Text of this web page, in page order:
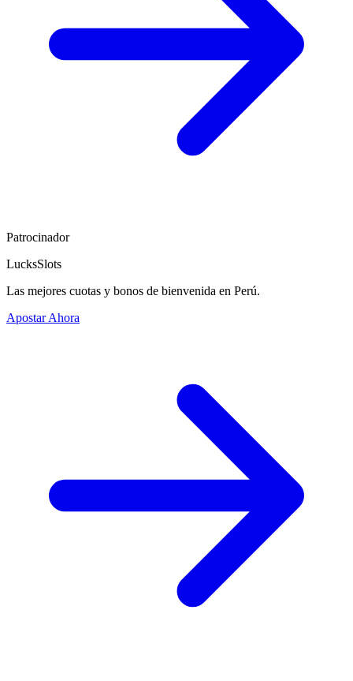
Patrocinador
LucksSlots
Las mejores cuotas y bonos de bienvenida en Perú.
Apostar Ahora